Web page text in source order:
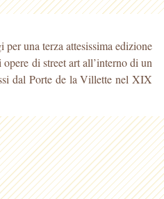
per una terza attesissima edizione
di street art all’interno di un
dal Porte de la Villette nel XIX